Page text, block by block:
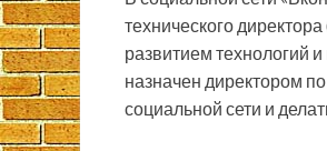
технического
развитием технологий
назначен директором
социальной сети и